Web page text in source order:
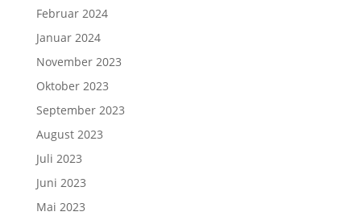
Februar 2024
Januar 2024
November 2023
Oktober 2023
September 2023
August 2023
Juli 2023
Juni 2023
Mai 2023